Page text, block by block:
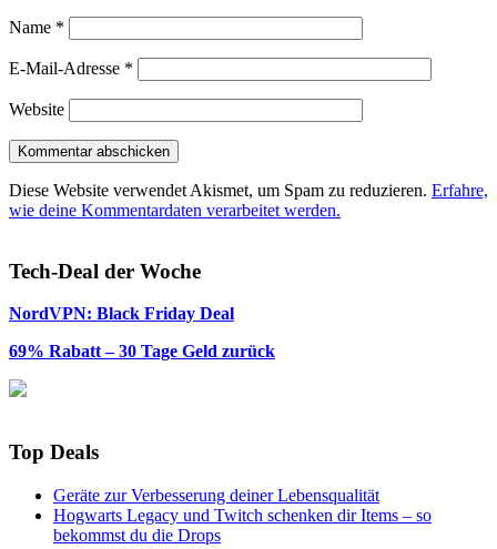
Name *
E-Mail-Adresse *
Website
Diese Website verwendet Akismet, um Spam zu reduzieren. Erfahre,
wie deine Kommentardaten verarbeitet werden.
Tech-Deal der Woche
NordVPN: Black Friday Deal
69% Rabatt – 30 Tage Geld zurück
Top Deals
Geräte zur Verbesserung deiner Lebensqualität
Hogwarts Legacy und Twitch schenken dir Items – so
bekommst du die Drops